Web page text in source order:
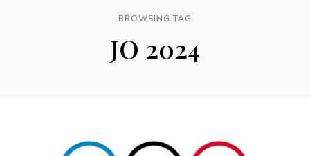
REDAC-
ESJ
BROWSING TAG
JO 2024